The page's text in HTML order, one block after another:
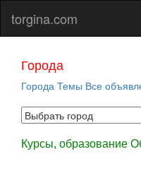
torgina.com
Города
Города Темы Все
Курсы, образование